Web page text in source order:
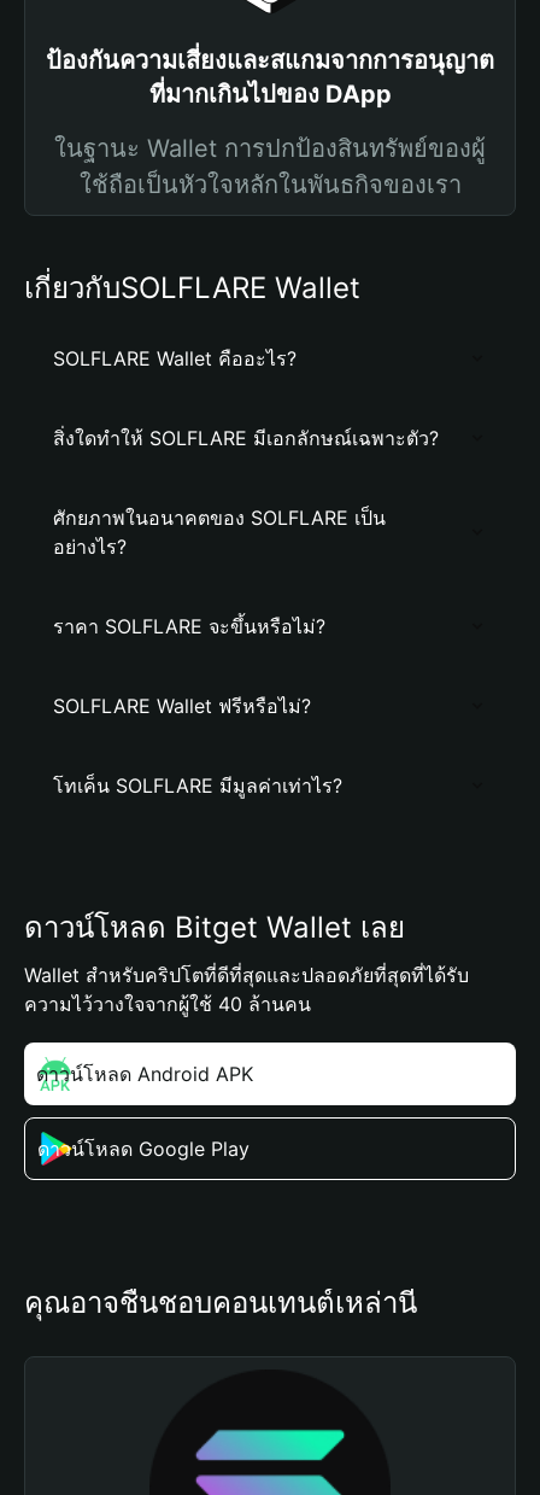
ป้องกันความเสี่ยงและสแกมจากการอนุญาต
ที่มากเกินไปของ DApp
ในฐานะ Wallet การปกป้องสินทรัพย์ของผู้
ใช้ถือเป็นหัวใจหลักในพันธกิจของเรา
เกี่ยวกับSOLFLARE Wallet
SOLFLARE Wallet คืออะไร?
สิ่งใดทำให้ SOLFLARE มีเอกลักษณ์เฉพาะตัว?
ศักยภาพในอนาคตของ SOLFLARE เป็น
อย่างไร?
ราคา SOLFLARE จะขึ้นหรือไม่?
SOLFLARE Wallet ฟรีหรือไม่?
โทเค็น SOLFLARE มีมูลค่าเท่าไร?
ดาวน์โหลด Bitget Wallet เลย
Wallet สำหรับคริปโตที่ดีที่สุดและปลอดภัยที่สุดที่ได้รับ
ความไว้วางใจจากผู้ใช้ 40 ล้านคน
ดาวน์โหลด Android APK
ดาวน์โหลด Google Play
คุณอาจชื่นชอบคอนเทนต์เหล่านี้